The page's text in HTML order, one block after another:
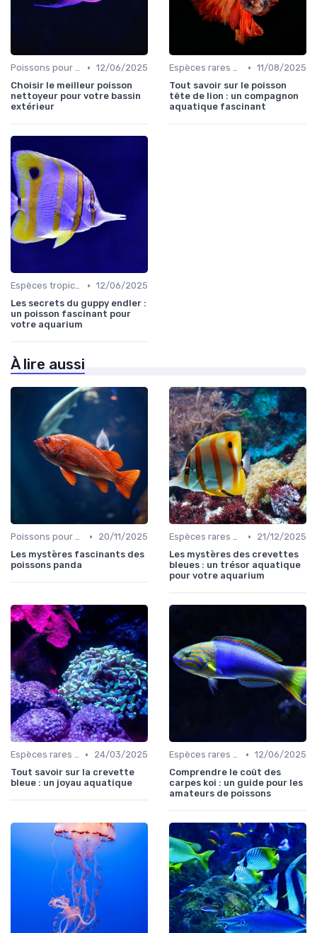
Poissons pour débutants • 12/06/2025
Choisir le meilleur poisson
nettoyeur pour votre bassin
extérieur
Espèces rares et exotiques • 11/08/2025
Tout savoir sur le poisson
tête de lion : un compagnon
aquatique fascinant
Espèces tropicales • 12/06/2025
Les secrets du guppy endler :
un poisson fascinant pour
votre aquarium
À lire aussi
Poissons pour débutants •
20/11/2025
Les mystères fascinants des
poissons panda
Espèces rares et exotiques •
21/12/2025
Les mystères des crevettes
bleues : un trésor aquatique
pour votre aquarium
Espèces rares et exotiques •
24/03/2025
Tout savoir sur la crevette
bleue : un joyau aquatique
Espèces rares et exotiques • 12/06/2025
Comprendre le coût des
carpes koi : un guide pour les
amateurs de poissons